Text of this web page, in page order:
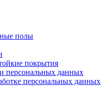
полы
покрытия
персональных данных
персональных данных